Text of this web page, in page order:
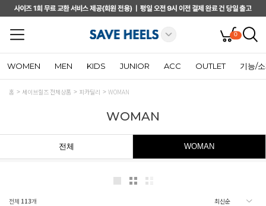
0
WOMEN MEN KIDS JUNIOR ACC OUTLET 기능/
홈 세이브힐즈 전체상품 피카딜리 WOMAN
WOMAN
전체 WOMAN
전체 113개